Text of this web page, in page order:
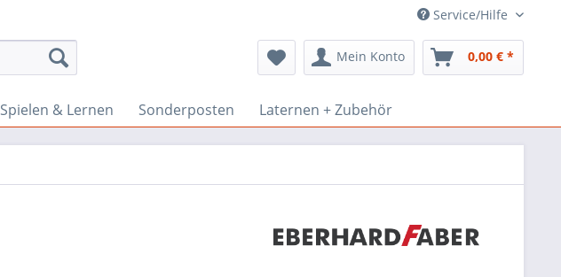
Service/Hilfe
Mein Konto 0,00 € *
Spielen & Lernen Sonderposten Laternen + Zubehör